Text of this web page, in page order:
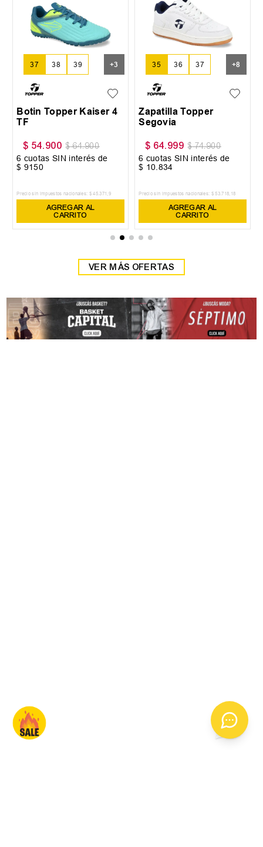
37 38 39 +3
Botin Topper Kaiser 4
TF
$ 54.900 $ 64.900
6 cuotas SIN interés de
$ 9150
Precio sin impuestos nacionales: $ 45.371 ,9
AGREGAR AL
CARRITO
35 36 37 +8
Zapatilla Topper
Segovia
$ 64.999 $ 74.900
6 cuotas SIN interés de
$ 10 834
Precio sin impuestos nacionales: $ 53.718, 18
AGREGAR AL
CARRITO
VER MÁS OFERTAS